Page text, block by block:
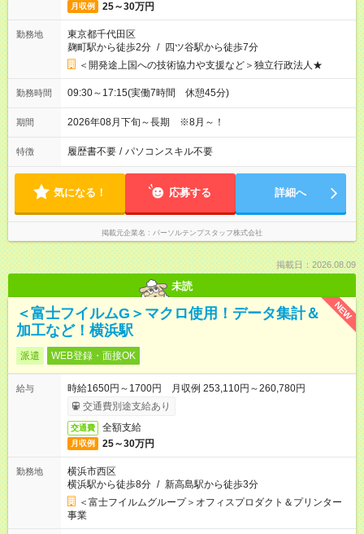
月収例 25～30万円
勤務地
東京都千代田区
麹町駅から徒歩2分 / 四ツ谷駅から徒歩7分
＜開発途上国への技術協力や支援など＞独立行政法人★
勤務時間 09:30～17:15(実働7時間 休憩45分)
期間 2026年08月下旬～長期 ※8月～！
特徴 履歴書不要 / パソコンスキル不要
気になる！ 応募する 詳細へ
掲載元企業名 パーソルテンプスタッフ株式会社
掲載日：2026.08.09
未読
NEW
＜富士フイルムG＞マクロ使用！データ集計＆
加工など！横浜駅
派遣 WEB登録・面接OK
給与
時給1650円～1700円 月収例 253,110円～260,780円
交通費別途支給あり
交通費 全額支給
月収例 25～30万円
勤務地
横浜市西区
横浜駅から徒歩8分 / 新高島駅から徒歩3分
＜富士フイルムグループ＞オフィスプロダクト＆プリンター
事業